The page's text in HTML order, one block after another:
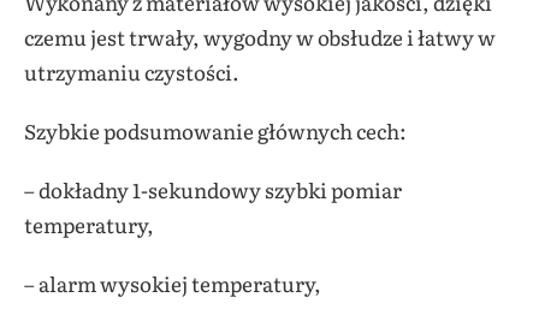
czemu jest trwały, wygodny w obsłudze i łatwy w
utrzymaniu czystości.
Szybkie podsumowanie głównych cech:
– dokładny 1-sekundowy szybki pomiar
temperatury,
– alarm wysokiej temperatury,